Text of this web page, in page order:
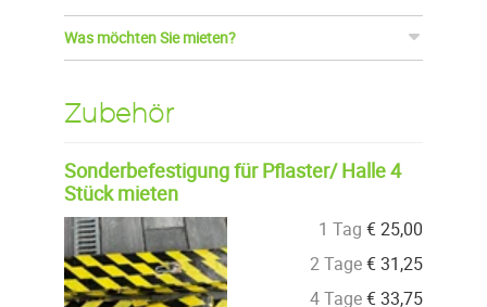
Was möchten Sie mieten?
Zubehör
Sonderbefestigung für Pflaster/ Halle 4
Stück mieten
1 Tag €25,00
2 Tage€31,25
4 Tage€33,75